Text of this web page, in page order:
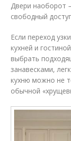
Двери наоборот
свободный
Если переход
кухней и
выбрать
занавесками,
кухню можно не
обычной